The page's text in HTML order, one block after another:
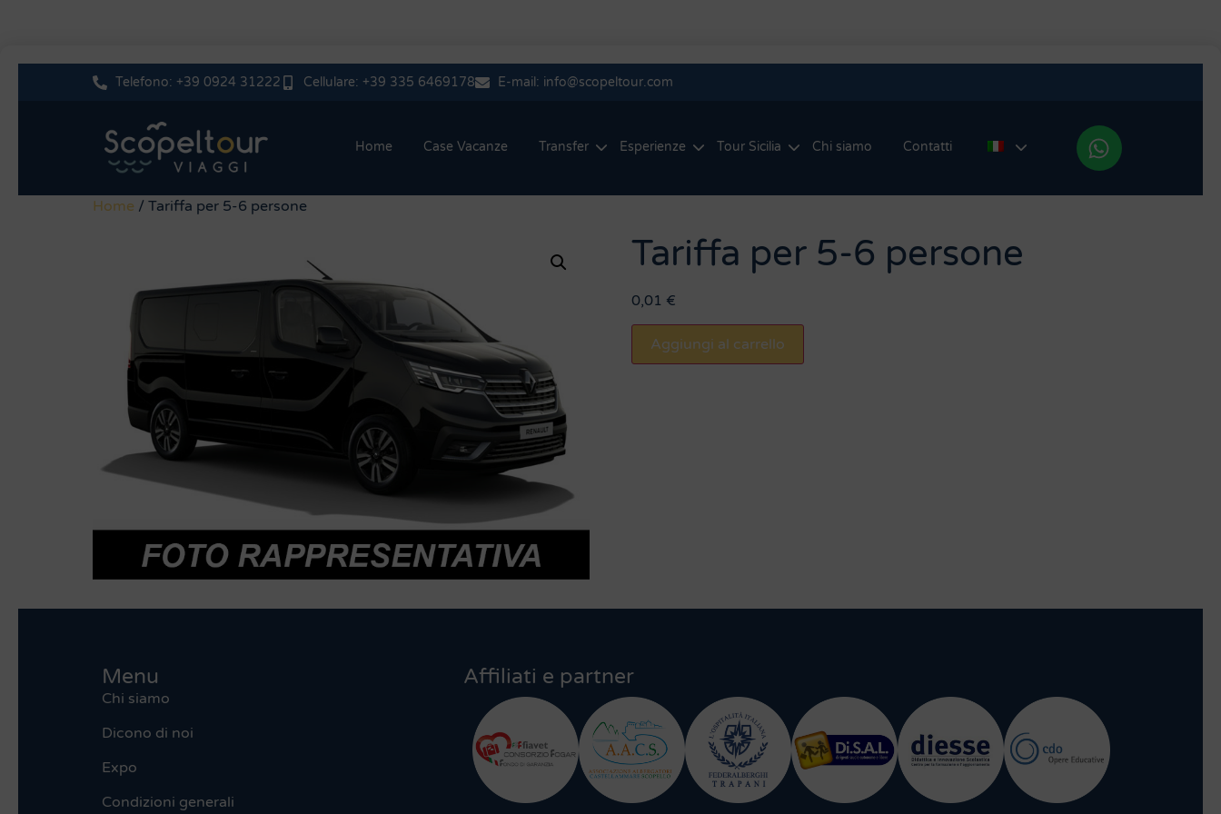
Telefono: +39 0924 31222 Cellulare: +39 335 6469178 E-mail: info@scopeltour.com
Home Case Vacanze Transfer Esperienze Tour Sicilia Chi siamo Contatti
Home / Tariffa per 5-6 persone
Tariffa per 5-6 persone
0,01 €
Aggiungi al carrello
Menu
Chi siamo
Dicono di noi
Expo
Condizioni generali
Affiliati e partner